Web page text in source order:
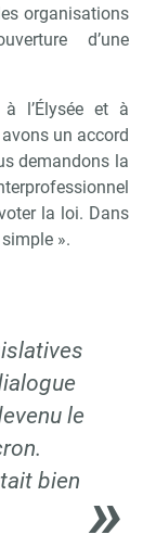
organisations
d’une
l’Élysée et à
un accord
demandons la
la loi. Dans
».
le
bien
Abonnez-
plus
tard